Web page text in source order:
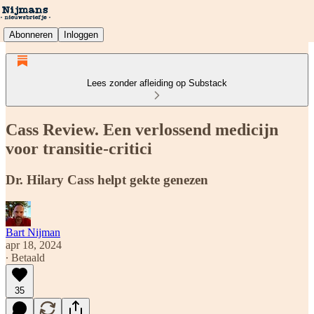
Abonneren Inloggen
Lees zonder afleiding op Substack
Cass Review. Een verlossend medicijn
voor transitie-critici
Dr. Hilary Cass helpt gekte genezen
Bart Nijman
apr 18, 2024
∙ Betaald
35